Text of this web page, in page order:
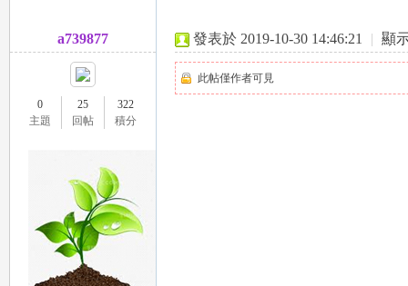
a739877
0
主題
25
回帖
322
積分
發表於 2019-10-30 14:46:21 | 顯
此帖僅作者可見